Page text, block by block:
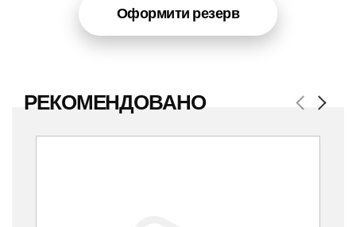
Оформити резерв
РЕКОМЕНДОВАНО Previous
Next